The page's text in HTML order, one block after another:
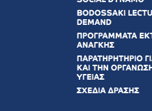
BODOSSAKI
DEMAND
ΠΡΟΓΡΑΜΜΑΤΑ
ΑΝΑΓΚΗΣ
ΠΑΡΑΤΗΡΗΤΗΡΙΟ
ΚΑΙ ΤΗΝ
ΥΓΕΙΑΣ
ΣΧΕΔΙΑ ΔΡΑΣΗΣ